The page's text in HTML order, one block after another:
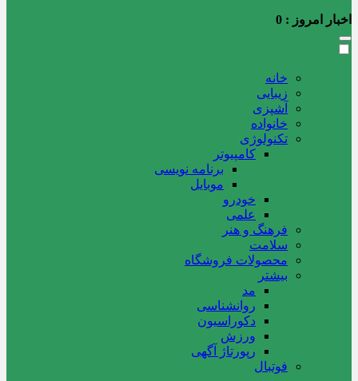
اخبار امروز : 0
خانه
زیبایی
آشپزی
خانواده
تکنولوژی
کامپیوتر
برنامه نویسی
موبایل
خودرو
علمی
فرهنگ و هنر
سلامت
محصولات فروشگاه
بیشتر
مد
روانشناسی
دکوراسیون
ورزش
رپورتاژ آگهی
فوتبال